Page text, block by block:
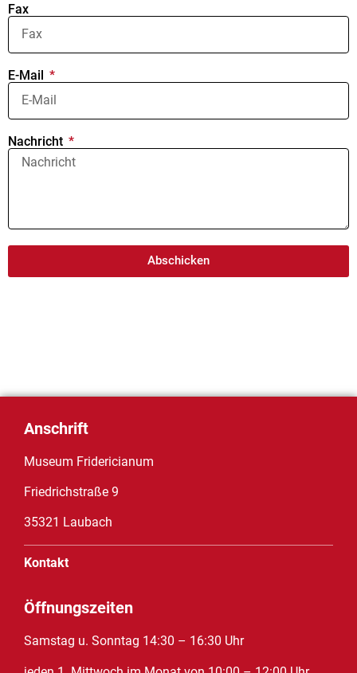
Fax
E-Mail
Nachricht
Abschicken
Anschrift
Museum Fridericianum
Friedrichstraße 9
35321 Laubach
Kontakt
Öffnungszeiten
Samstag u. Sonntag 14:30 – 16:30 Uhr